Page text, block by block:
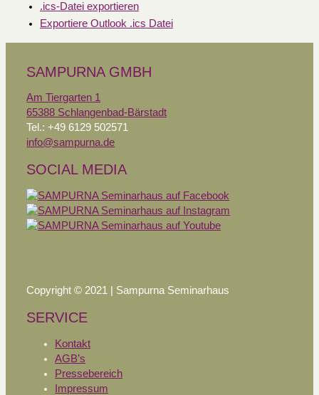
.ics-Datei exportieren
Exportiere Outlook .ics Datei
SAMPURNA GMBH
Am Tiergarten 1
65388 Schlangenbad-Bärstadt
Tel.: +49 6129 502571
info@sampurna.de
SOCIAL MEDIA
Copyright © 2021 | Sampurna Seminarhaus
SERVICE
Kontakt
AGB’s
Pressebereich
Impressum